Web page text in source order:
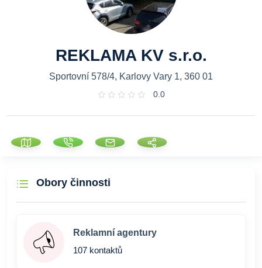
REKLAMA KV s.r.o.
Sportovní 578/4, Karlovy Vary 1, 360 01
0.0
Obory činnosti
Reklamní agentury
107 kontaktů